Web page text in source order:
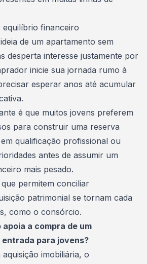
financeiro
de um apartamento sem
desperta interesse justamente por
inicie sua jornada rumo à
esperar anos até acumular
é que muitos jovens preferem
para construir uma reserva
qualificação profissional ou
antes de assumir um
mais pesado.
permitem conciliar
patrimonial se tornam cada
como o consórcio.
a compra de um
para jovens?
imobiliária, o